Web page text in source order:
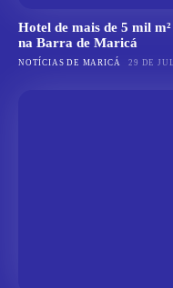
Hotel de mais de 5 mil
na Barra de Maricá
NOTÍCIAS DE MARICÁ 29 DE